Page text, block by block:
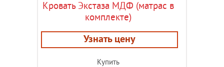
Кровать Экстаза МДФ (матрас в
комплекте)
Узнать цену
Купить